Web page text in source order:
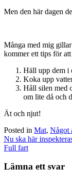
Men den här dagen
Många med mig gillar
kommer ett tips för
Häll upp dem i
Koka upp
Håll silen med
om lite då och
Ät och njut!
Posted in Mat, Något
Post
navigation
Nu ska här
Full fart
Lämna ett svar